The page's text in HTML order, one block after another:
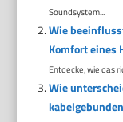
Soundsystem...
Wie
Komfort eines
Entdecke, wie das
Wie